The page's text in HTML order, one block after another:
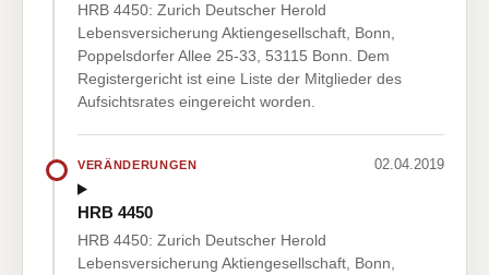
HRB 4450: Zurich Deutscher Herold
Lebensversicherung Aktiengesellschaft, Bonn,
Poppelsdorfer Allee 25-33, 53115 Bonn. Dem
Registergericht ist eine Liste der Mitglieder des
Aufsichtsrates eingereicht worden.
VERÄNDERUNGEN 02.04.2019
HRB 4450
HRB 4450: Zurich Deutscher Herold
Lebensversicherung Aktiengesellschaft, Bonn,